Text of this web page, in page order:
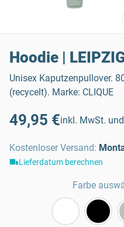
Hoodie |
Unisex Kaputzenpullover.
(recycelt). Marke: CLIQUE
49,95 €inkl. MwSt.
Kostenloser Versand:
Lieferdatum berechnen
Farbe